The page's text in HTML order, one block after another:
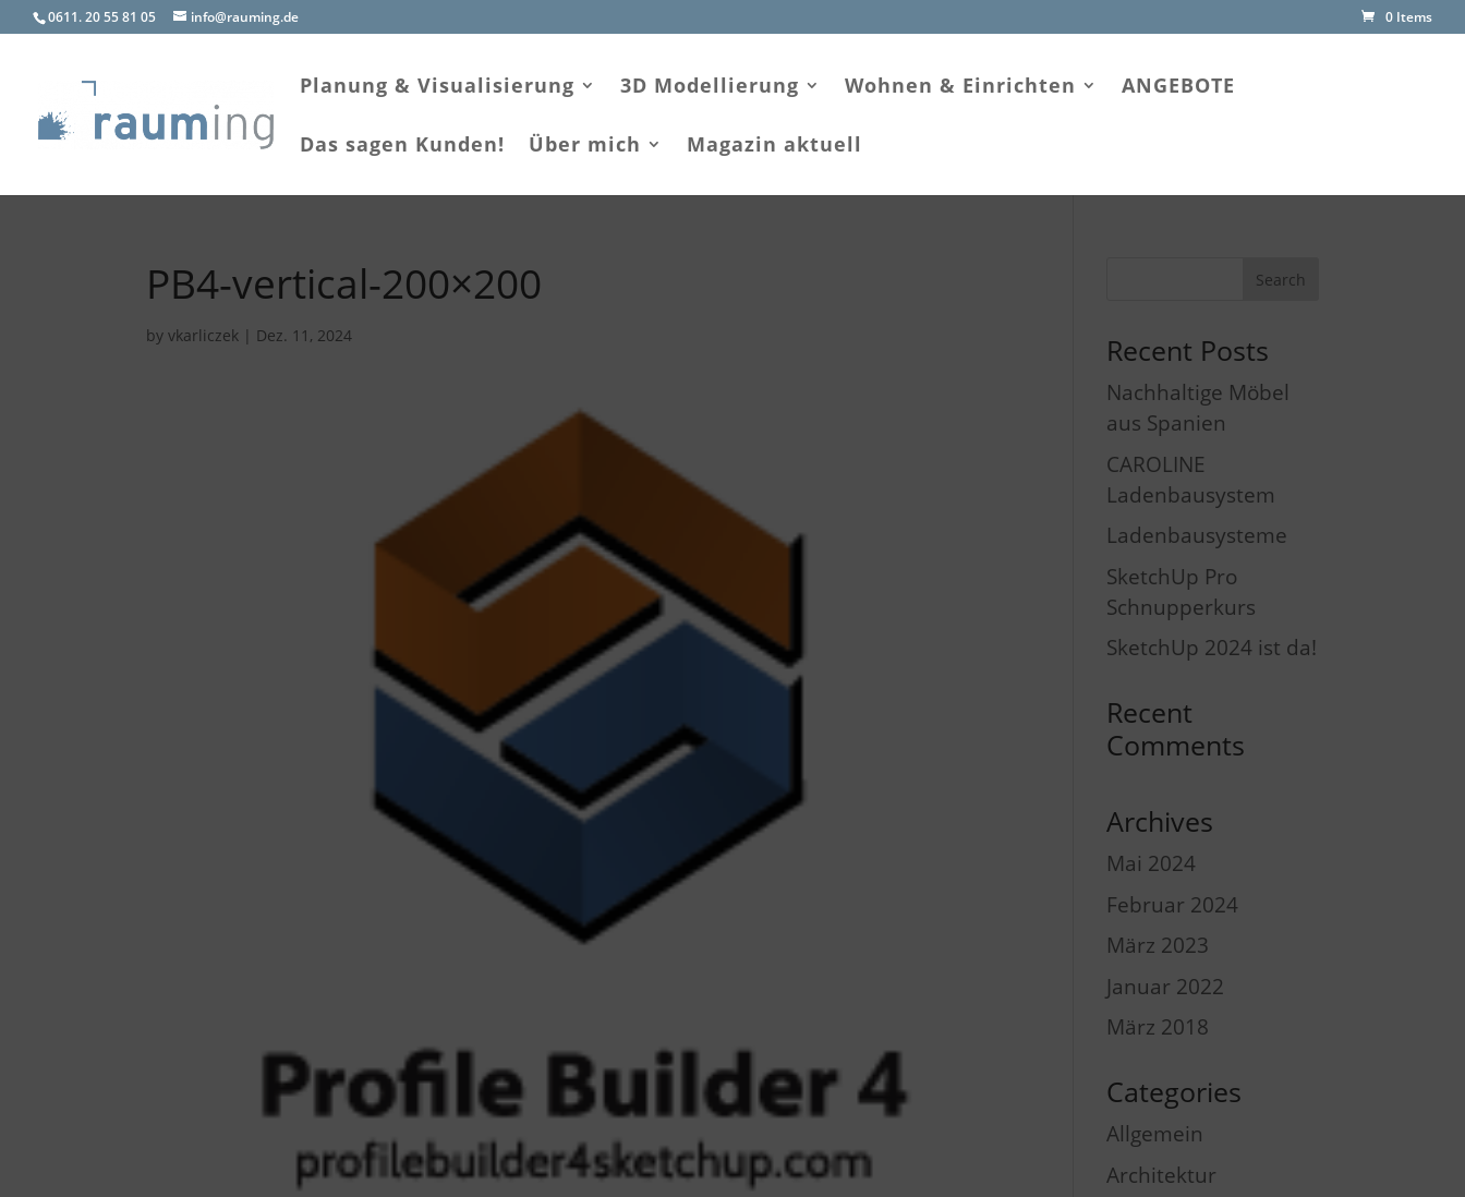
0611. 20 55 81 05 info@rauming.de 0 Items
Planung & Visualisierung 3D Modellierung Wohnen & Einrichten ANGEBOTE
Das sagen Kunden! Über mich Magazin aktuell
PB4-vertical-200×200
byvkarliczek | Dez. 11, 2024 Recent Posts
Nachhaltige Möbel
aus Spanien
CAROLINE
Ladenbausystem
Ladenbausysteme
SketchUp Pro
Schnupperkurs
SketchUp 2024 ist da!
Recent
Comments
Archives
Mai 2024
Februar 2024
März 2023
Januar 2022
März 2018
Categories
Allgemein
Architektur